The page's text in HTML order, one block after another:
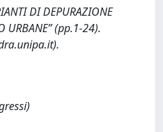
DI DEPURAZIONE
URBANE” (pp.1-24).